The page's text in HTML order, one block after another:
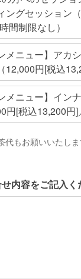
ングセッション
間制限なし）
メニュー】アカ
12,000円[税込​
メニュー】イン
円[税込​13,200円]
もお願いいたしま
内容をご記入く
内容をご記入く